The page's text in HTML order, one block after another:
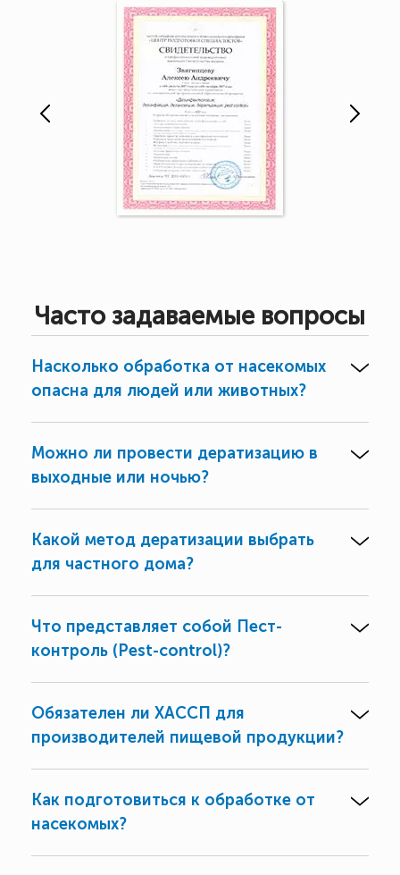
Часто задаваемые вопросы
Насколько обработка от насекомых
опасна для людей или животных?
Можно ли провести дератизацию в
выходные или ночью?
Какой метод дератизации выбрать
для частного дома?
Что представляет собой Пест-
контроль (Pest-control)?
Обязателен ли ХАССП для
производителей пищевой продукции?
Как подготовиться к обработке от
насекомых?